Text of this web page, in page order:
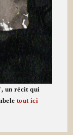
un récit qui
tout ici